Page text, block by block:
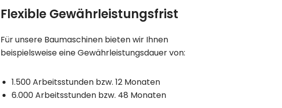
Flexible Gewährleistungsfrist
Für unsere Baumaschinen bieten wir Ihnen
beispielsweise eine Gewährleistungsdauer von:
1.500 Arbeitsstunden bzw. 12 Monaten
6.000 Arbeitsstunden bzw. 48 Monaten